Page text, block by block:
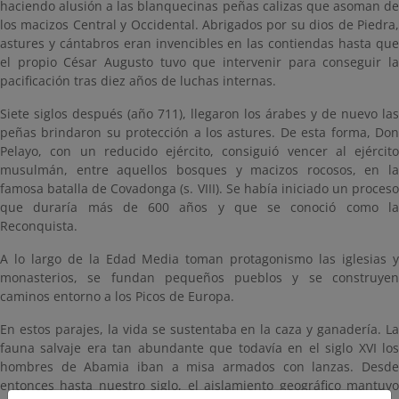
haciendo alusión a las blanquecinas peñas calizas que asoman de
los macizos Central y Occidental. Abrigados por su dios de Piedra,
astures y cántabros eran invencibles en las contiendas hasta que
el propio César Augusto tuvo que intervenir para conseguir la
pacificación tras diez años de luchas internas.
Siete siglos después (año 711), llegaron los árabes y de nuevo las
peñas brindaron su protección a los astures. De esta forma, Don
Pelayo, con un reducido ejército, consiguió vencer al ejército
musulmán, entre aquellos bosques y macizos rocosos, en la
famosa batalla de Covadonga (s. VIII). Se había iniciado un proceso
que duraría más de 600 años y que se conoció como la
Reconquista.
A lo largo de la Edad Media toman protagonismo las iglesias y
monasterios, se fundan pequeños pueblos y se construyen
caminos entorno a los Picos de Europa.
En estos parajes, la vida se sustentaba en la caza y ganadería. La
fauna salvaje era tan abundante que todavía en el siglo XVI los
hombres de Abamia iban a misa armados con lanzas. Desde
entonces hasta nuestro siglo, el aislamiento geográfico mantuvo